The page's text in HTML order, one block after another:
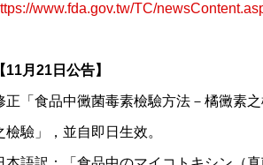
www.fda.gov.tw/TC/
【11月21日公告】
正「食品中黴菌毒素檢驗方法－橘黴素
檢驗」，並自即日生效。